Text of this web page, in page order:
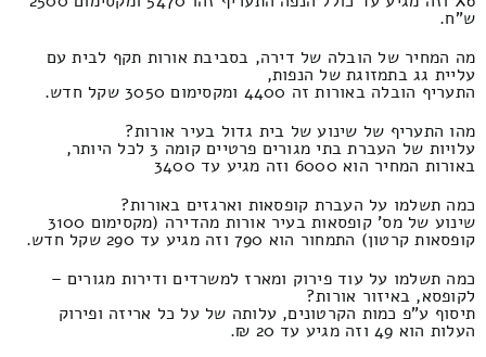
ש"ח.
מה המחיר של הובלה של דירה, בסביבת אורות תקף לבית עם
עליית גג בתמזוגת של הנפות,
התעריף הובלה באורות זה 4400 ומקסימום 3050 שקל חדש.
מהו התעריף של שינוע של בית גדול בעיר אורות?
עלויות של העברת בתי מגורים פרטיים קומה 3 לכל היותר,
באורות המחיר הוא 6000 וזה מגיע עד 3400
כמה תשלמו על העברת קופסאות וארגזים באורות?
שינוע של מס' קופסאות בעיר אורות מהדירה (מקסימום 3100
קופסאות קרטון) התמחור הוא 790 וזה מגיע עד 290 שקל חדש.
כמה תשלמו על עוד פירוק ומארז למשרדים ודירות מגורים –
לקופסא, באיזור אורות?
תיסוף ע"פ כמות הקרטונים, עלותה של על כל אריזה ופירוק
העלות הוא 49 וזה מגיע עד 20 ₪.